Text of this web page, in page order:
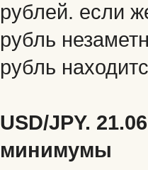
рублей. если
рубль
рубль
USD/JPY.
минимумы